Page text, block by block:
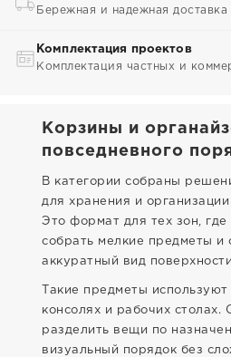
Бережная и надежная
Комплектация проектов
Комплектация частных и
Корзины и
повседневного
В категории собраны
для хранения и
Это формат для тех зон,
собрать мелкие предметы и
аккуратный вид
Такие предметы используют
консолях и рабочих столах.
разделить вещи по
визуальный порядок без